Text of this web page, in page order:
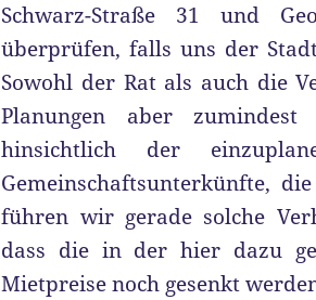
Schwarz-Straße 31 und
überprüfen, falls uns der
Sowohl der Rat als auch die
Planungen aber
hinsichtlich der
Gemeinschaftsunterkünfte,
führen wir gerade solche
dass die in der hier dazu
Mietpreise noch gesenkt